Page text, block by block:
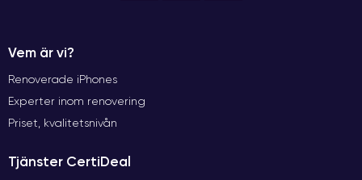
Vem är vi?
Renoverade iPhones
Experter inom renovering
Priset, kvalitetsnivån
Tjänster CertiDeal